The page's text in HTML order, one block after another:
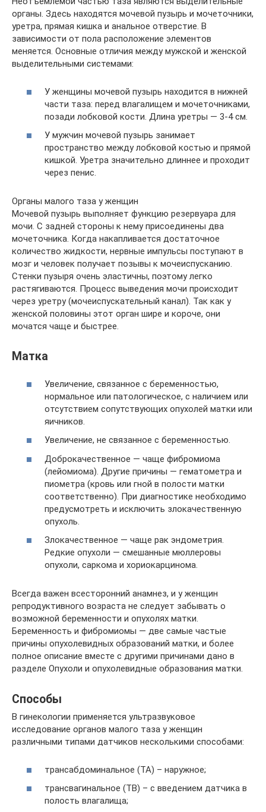
органы. Здесь находятся мочевой пузырь и мочеточники,
уретра, прямая кишка и анальное отверстие. В
зависимости от пола расположение элементов
меняется. Основные отличия между мужской и женской
выделительными системами:
У женщины мочевой пузырь находится в нижней
части таза: перед влагалищем и мочеточниками,
позади лобковой кости. Длина уретры — 3-4 см.
У мужчин мочевой пузырь занимает
пространство между лобковой костью и прямой
кишкой. Уретра значительно длиннее и проходит
через пенис.
Органы малого таза у женщин
Мочевой пузырь выполняет функцию резервуара для
мочи. С задней стороны к нему присоединены два
мочеточника. Когда накапливается достаточное
количество жидкости, нервные импульсы поступают в
мозг и человек получает позывы к мочеиспусканию.
Стенки пузыря очень эластичны, поэтому легко
растягиваются. Процесс выведения мочи происходит
через уретру (мочеиспускательный канал). Так как у
женской половины этот орган шире и короче, они
мочатся чаще и быстрее.
Матка
Увеличение, связанное с беременностью,
нормальное или патологическое, с наличием или
отсутствием сопутствующих опухолей матки или
яичников.
Увеличение, не связанное с беременностью.
Доброкачественное — чаще фибромиома
(лейомиома). Другие причины — гематометра и
пиометра (кровь или гной в полости матки
соответственно). При диагностике необходимо
предусмотреть и исключить злокачественную
опухоль.
Злокачественное — чаще рак эндометрия.
Редкие опухоли — смешанные мюллеровы
опухоли, саркома и хориокарцинома.
Всегда важен всесторонний анамнез, и у женщин
репродуктивного возраста не следует забывать о
возможной беременности и опухолях матки.
Беременность и фибромиомы — две самые частые
причины опухолевидных образований матки, и более
полное описание вместе с другими причинами дано в
разделе Опухоли и опухолевидные образования матки.
Способы
В гинекологии применяется ультразвуковое
исследование органов малого таза у женщин
различными типами датчиков несколькими способами:
трансабдоминальное (ТА) – наружное;
трансвагинальное (ТВ) – с введением датчика в
полость влагалища;